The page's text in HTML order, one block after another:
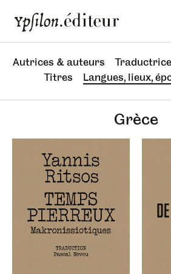
Autrices & auteurs
Titres
Langues, lieux,
Grèce